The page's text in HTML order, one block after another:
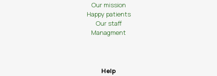
Our mission
Happy patients
Our staff
Managment
Help